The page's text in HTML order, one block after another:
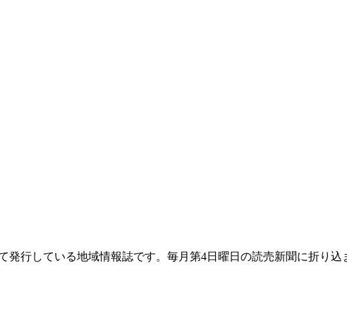
行している地域情報誌です。毎月第4日曜日の読売新聞に折り込